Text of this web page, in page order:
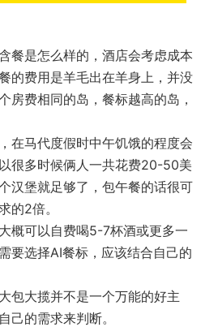
餐是怎么样的，酒店会考虑成本
的费用是羊毛出在羊身上，并没
房费相同的岛，餐标越高的岛，
在马代度假时中午饥饿的程度会
很多时候俩人一共花费20-50美
汉堡就足够了，包午餐的话很可
的2倍。
概可以自费喝5-7杯酒或更多一
要选择AI餐标，应该结合自己的
包大揽并不是一个万能的好主
己的需求来判断。